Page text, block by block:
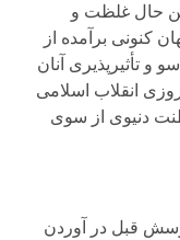
حال غلظت و
کنونی برآمده از
و تأثیرپذیری آنان
انقلاب اسلامی
دنیوی از سوی
قبل در آوردن